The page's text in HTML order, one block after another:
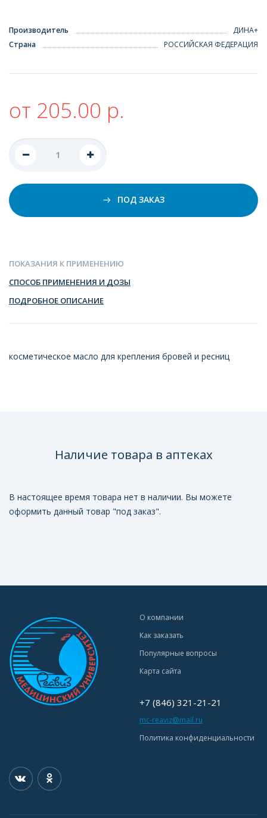
Производитель
ДИНА+
Страна
РОССИЙСКАЯ ФЕДЕРАЦИЯ
от 205.00 р.
ПОД ЗАКАЗ
ПОКАЗАНИЯ К ПРИМЕНЕНИЮ
СПОСОБ ПРИМЕНЕНИЯ И ДОЗЫ
ПОДРОБНОЕ ОПИСАНИЕ
косметическое масло для крепления бровей и ресниц
Наличие товара в аптеках
В настоящее время товара нет в наличии. Вы можете
оформить данный товар "под заказ".
О компании
Как заказать
Популярные вопросы
Карта сайта
+7 (846) 321-21-21
mc-reaviz@mail.ru
Политика конфиденциальности